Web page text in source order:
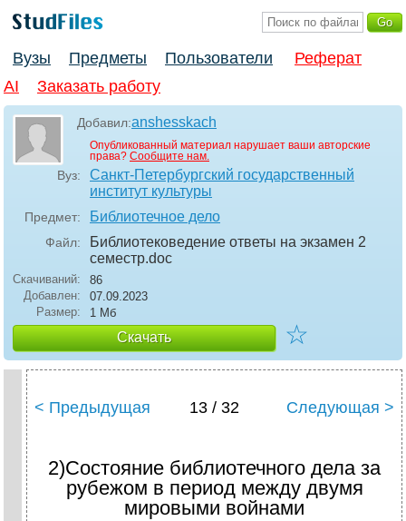
Вузы Предметы Пользователи
Реферат
AI
Заказать работу
Добавил:anshesskach
Опубликованный материал нарушает ваши авторские
права? Сообщите нам.
Вуз:
Санкт-Петербургский государственный
институт культуры
Предмет: Библиотечное дело
Файл:
Библиотековедение ответы на экзамен 2
семестр.doc
Скачиваний:
86
Добавлен:
07.09.2023
Размер:
1 Мб
Скачать ☆
< Предыдущая 13 / 32 Следующая >
2)Состояние библиотечного дела за
рубежом в период между двумя
мировыми войнами